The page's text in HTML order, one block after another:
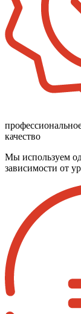
качество
Мы используем
зависимости от